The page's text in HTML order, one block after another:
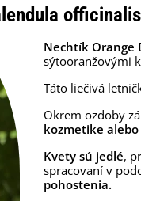
Nechtík Orange
sýtooranžovými
Táto liečivá
Okrem ozdoby
kozmetike
Kvety sú jedlé,
spracovaní v
pohostenia.